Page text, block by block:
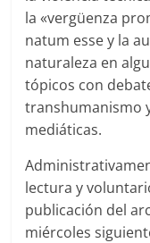
la «vergüenza
natum esse y la
naturaleza en
tópicos con
transhumanismo
mediáticas.
lectura y
publicación del
miércoles